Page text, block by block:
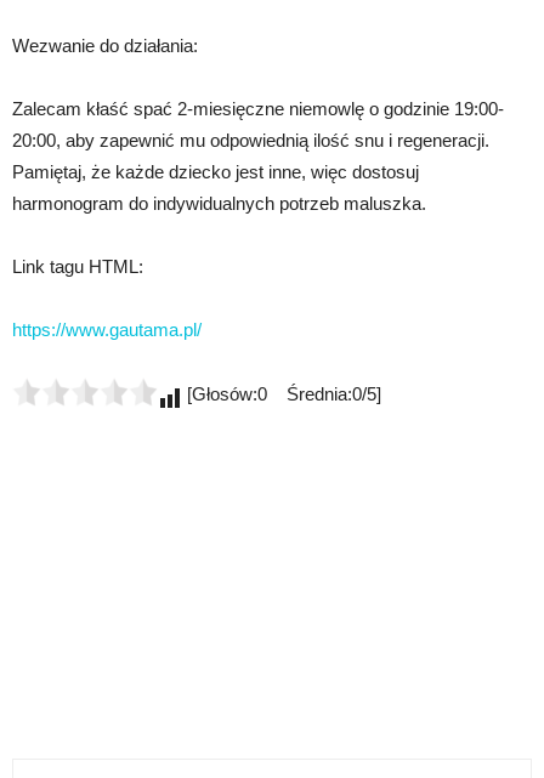
Wezwanie do działania:
Zalecam kłaść spać 2-miesięczne niemowlę o godzinie 19:00-
20:00, aby zapewnić mu odpowiednią ilość snu i regeneracji.
Pamiętaj, że każde dziecko jest inne, więc dostosuj
harmonogram do indywidualnych potrzeb maluszka.
Link tagu HTML:
https://www.gautama.pl/
[Głosów:0 Średnia:0/5]